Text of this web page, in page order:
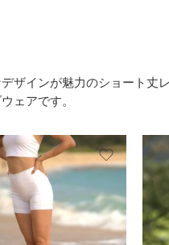
ザインが魅力のショート丈
ェアです。